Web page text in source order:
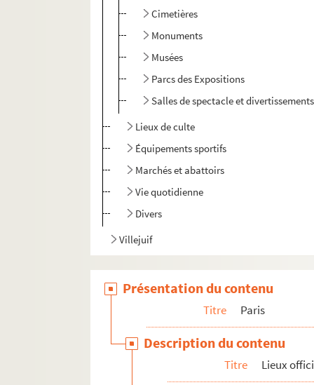
Cimetières
Monuments
Musées
Parcs des Expositions
Salles de spectacle et divertissements
Lieux de culte
Équipements sportifs
Marchés et abattoirs
Vie quotidienne
Divers
Villejuif
Présentation du contenu
Titre Paris
Description du contenu
Titre Lieux